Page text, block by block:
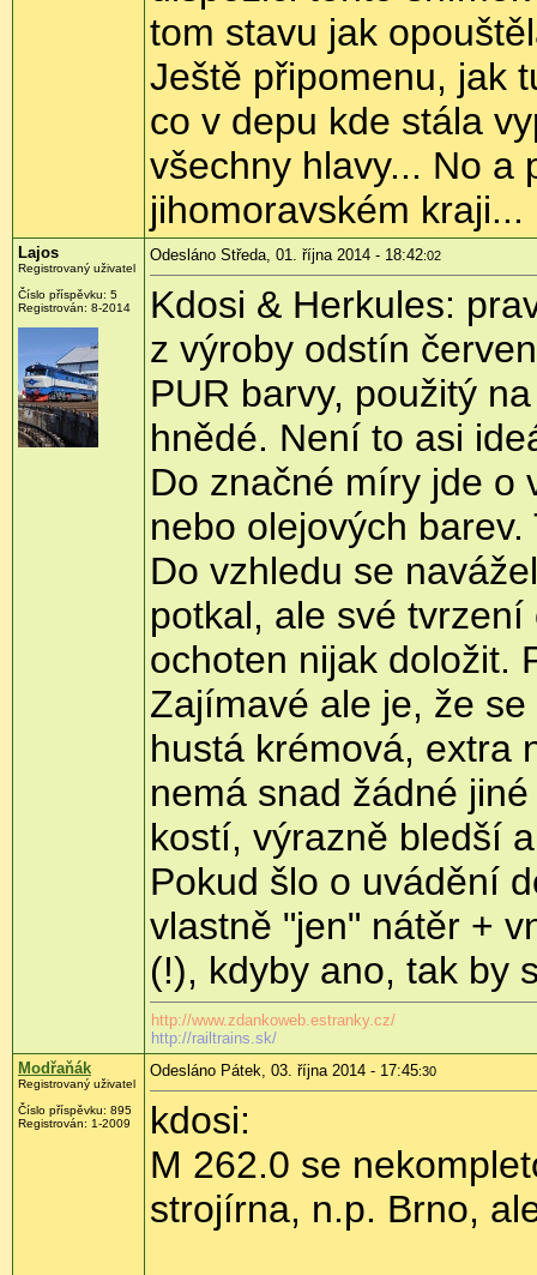
tom stavu jak
Ještě připomenu, jak
co v depu kde stála
všechny hlavy... No a
jihomoravském kraji...
Lajos
Registrovaný uživatel
Číslo příspěvku: 5
Registrován: 8-2014
Odesláno Středa, 01. října 2014 - 18:42:02
Kdosi & Herkules:
z výroby odstín
PUR barvy, použitý
hnědé. Není to asi
Do značné míry jde o
nebo olejových
Do vzhledu se
potkal, ale své
ochoten nijak doložit.
Zajímavé ale je, že
hustá krémová, extra
nemá snad žádné
kostí, výrazně bledší
Pokud šlo o uvádění
vlastně "jen" nátěr +
(!), kdyby ano, tak by
http://www.zdankoweb.estranky.cz/
http://railtrains.sk/
Modřaňák
Registrovaný uživatel
Číslo příspěvku: 895
Registrován: 1-2009
Odesláno Pátek, 03. října 2014 - 17:45:30
kdosi:
M 262.0 se
strojírna, n.p. Brno,